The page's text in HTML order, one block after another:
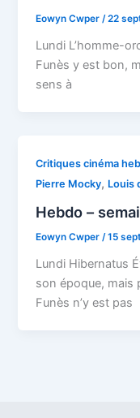
Eowyn Cwper/22
Lundi L’homme-
Funès y est bon,
sens à
Critiques cinéma
Pierre Mocky, Louis
Hebdo –
Eowyn Cwper/15
Lundi Hibernatus
son époque, mais
Funès n’y est pas